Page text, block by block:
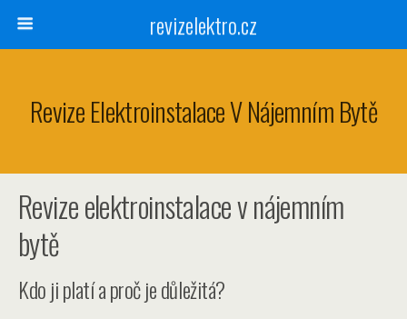
revizelektro.cz
Revize Elektroinstalace V Nájemním Bytě
Revize elektroinstalace v nájemním
bytě
Kdo ji platí a proč je důležitá?